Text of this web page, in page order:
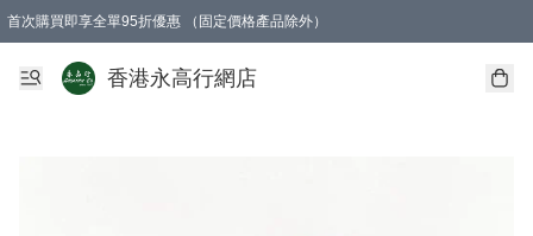
首次購買即享全單95折優惠 （固定價格產品除外）
澳門地區購物滿$800免運費
香港地區購物滿$600免運費
購買滿HK$1000即可免費獲得一個GEARLEX Small Ear Carabiner 2.0 扣環（贈品
香港永高行網店